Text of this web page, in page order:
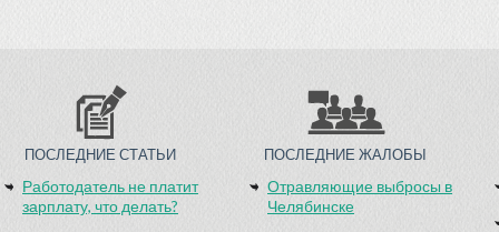
ПОСЛЕДНИЕ СТАТЬИ
Работодатель не платит
зарплату, что делать?
ПОСЛЕДНИЕ ЖАЛОБЫ
Отравляющие выбросы в
Челябинске